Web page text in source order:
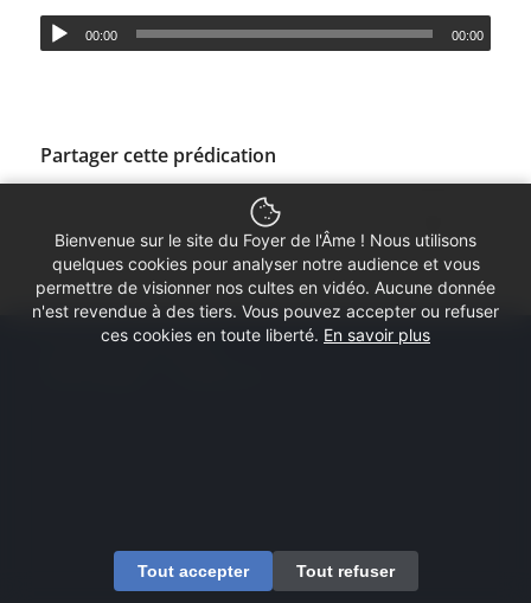
00:00 00:00
Partager cette prédication
© Copyright - Foyer de l'Âme
Bienvenue sur le site du Foyer de l'Âme ! Nous utilisons
quelques cookies pour analyser notre audience et vous
permettre de visionner nos cultes en vidéo. Aucune donnée
n'est revendue à des tiers. Vous pouvez accepter ou refuser
ces cookies en toute liberté. En savoir plus
Tout accepter Tout refuser